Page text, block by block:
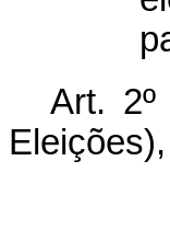
Art. 2º